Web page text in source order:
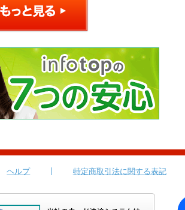
ヘルプ 特定商取引法に関する表記